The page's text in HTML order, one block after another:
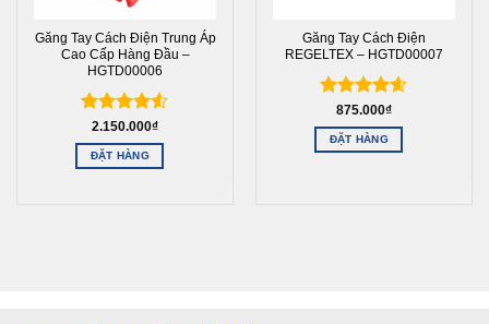
Găng Tay Cách Điện Trung Áp
Cao Cấp Hàng Đầu –
HGTD00006
Được xếp
hạng4.5
5 sao
2.150.000₫
ĐẶT HÀNG
Găng Tay Cách Điện
REGELTEX – HGTD00007
Được xếp
hạng4.6
5 sao
875.000₫
ĐẶT HÀNG